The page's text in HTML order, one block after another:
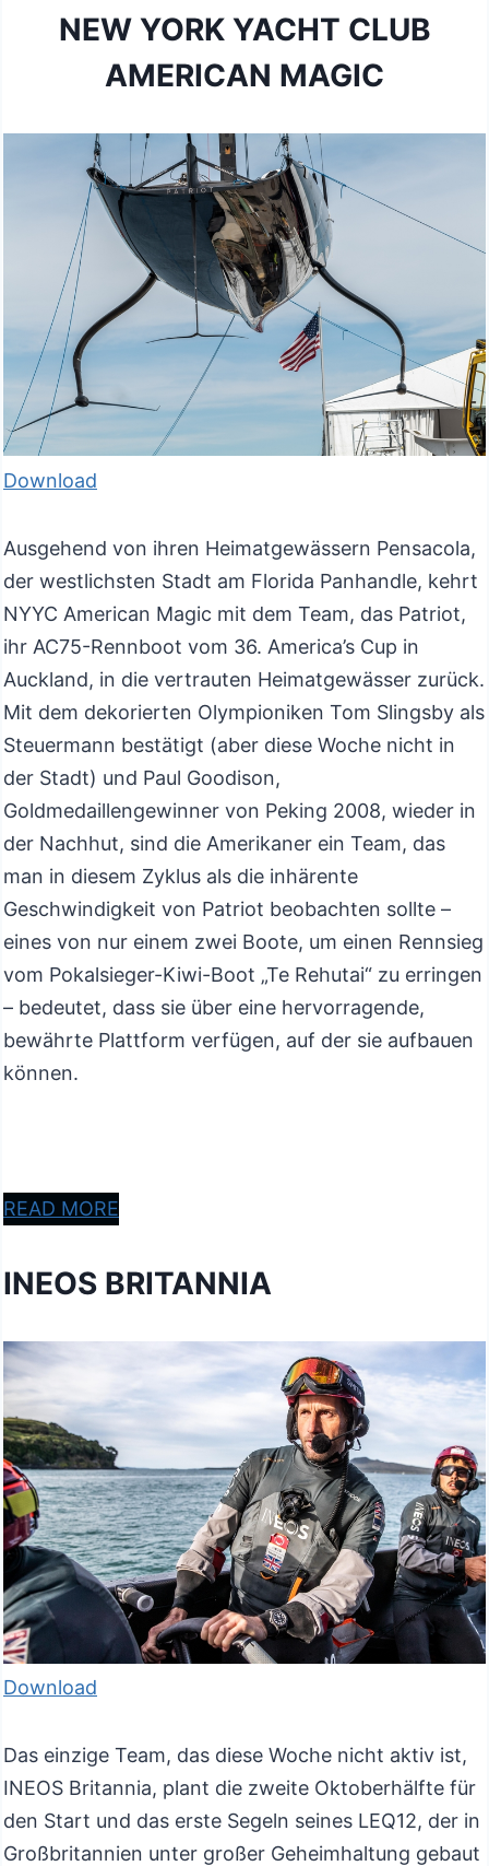
NEW YORK YACHT CLUB
AMERICAN MAGIC
Download
Ausgehend von ihren Heimatgewässern Pensacola,
der westlichsten Stadt am Florida Panhandle, kehrt
NYYC American Magic mit dem Team, das Patriot,
ihr AC75-Rennboot vom 36. America’s Cup in
Auckland, in die vertrauten Heimatgewässer zurück.
Mit dem dekorierten Olympioniken Tom Slingsby als
Steuermann bestätigt (aber diese Woche nicht in
der Stadt) und Paul Goodison,
Goldmedaillengewinner von Peking 2008, wieder in
der Nachhut, sind die Amerikaner ein Team, das
man in diesem Zyklus als die inhärente
Geschwindigkeit von Patriot beobachten sollte –
eines von nur einem zwei Boote, um einen Rennsieg
vom Pokalsieger-Kiwi-Boot „Te Rehutai“ zu erringen
– bedeutet, dass sie über eine hervorragende,
bewährte Plattform verfügen, auf der sie aufbauen
können.
READ MORE
INEOS BRITANNIA
Download
Das einzige Team, das diese Woche nicht aktiv ist,
INEOS Britannia, plant die zweite Oktoberhälfte für
den Start und das erste Segeln seines LEQ12, der in
Großbritannien unter großer Geheimhaltung gebaut